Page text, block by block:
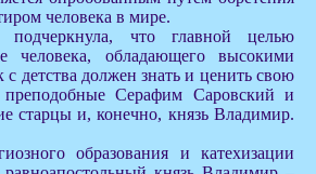
человека в мире.
подчеркнула, что главной целью
человека, обладающего высокими
детства должен знать и ценить свою
преподобные Серафим Саровский и
старцы и, конечно, князь Владимир.
образования и катехизации